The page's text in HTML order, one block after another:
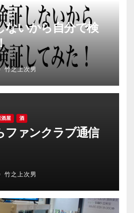
ないから自分で検
竹之上次男
酒屋 酒
ファンクラブ通信
竹之上次男